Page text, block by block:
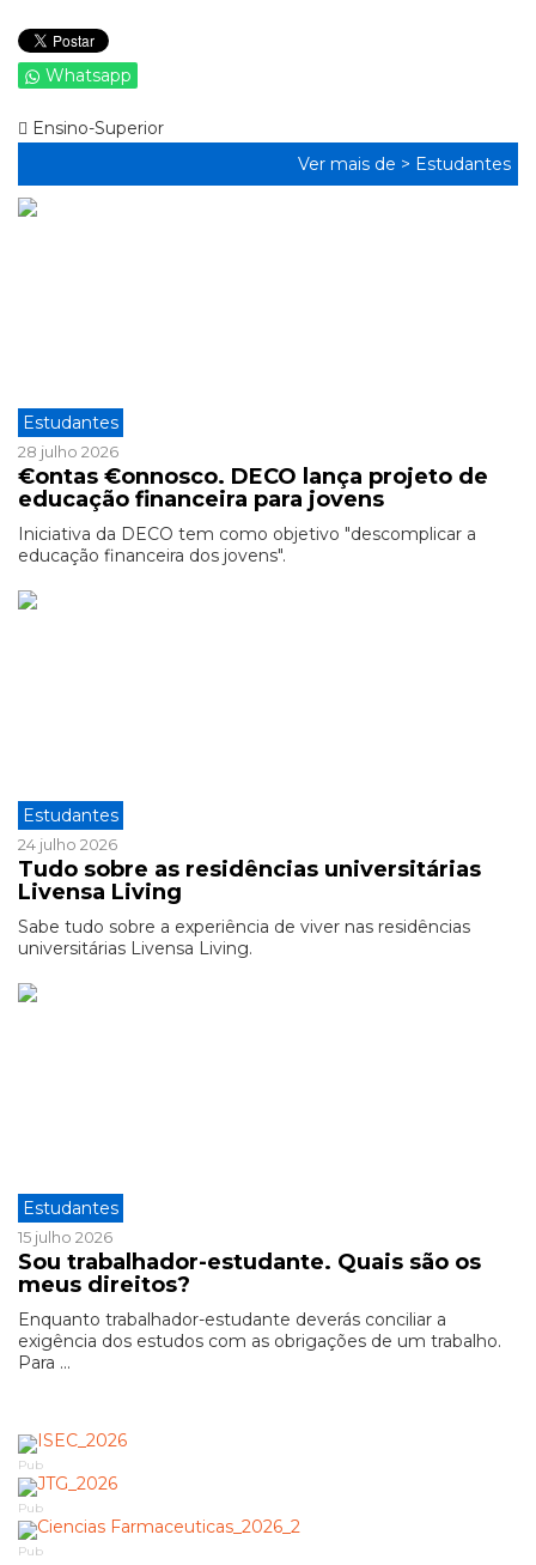
Whatsapp
Ensino-Superior
Ver mais de > Estudantes
Estudantes
28 julho 2026
€ontas €onnosco. DECO lança projeto de
educação financeira para jovens
Iniciativa da DECO tem como objetivo "descomplicar a
educação financeira dos jovens".
Estudantes
24 julho 2026
Tudo sobre as residências universitárias
Livensa Living
Sabe tudo sobre a experiência de viver nas residências
universitárias Livensa Living.
Estudantes
15 julho 2026
Sou trabalhador-estudante. Quais são os
meus direitos?
Enquanto trabalhador-estudante deverás conciliar a
exigência dos estudos com as obrigações de um trabalho.
Para ...
Pub
Pub
Pub